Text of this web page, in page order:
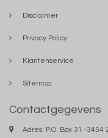
Disclaimer
Privacy Policy
Klantenservice
Sitemap
Contactgegevens
Adres: P.O. Box 31 -